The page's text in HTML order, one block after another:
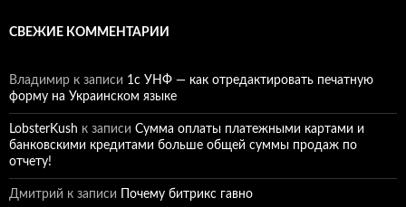
СВЕЖИЕ КОММЕНТАРИИ
Владимир к записи 1c УНФ — как отредактировать печатную
форму на Украинском языке
LobsterKush к записи Сумма оплаты платежными картами и
банковскими кредитами больше общей суммы продаж по
отчету!
Дмитрий к записи Почему битрикс гавно